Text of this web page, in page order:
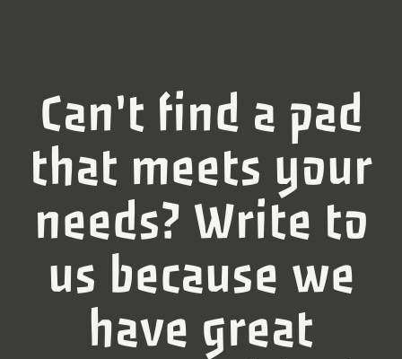
Can't find a pad
that meets your
needs? Write to
us because we
have great